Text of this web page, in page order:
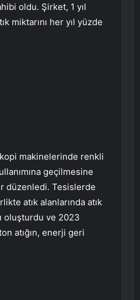
oldu. Şirket, 1 yıl
miktarını her yıl yüzde
makinelerinde renkli
geçilmesine
düzenledi. Tesislerde
atık alanlarında atık
oluşturdu ve 2023
atığın, enerji geri